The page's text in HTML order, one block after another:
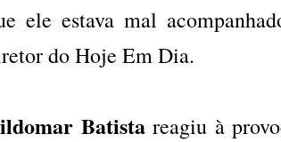
ele estava mal
do Hoje Em Dia.
Batistareagiu à